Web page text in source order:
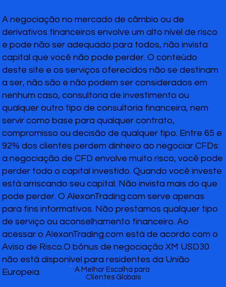
A negociação no mercado de câmbio ou de
derivativos financeiros envolve um alto nível de risco
e pode não ser adequado para todos, não invista
capital que você não pode perder. O conteúdo
deste site e os serviços oferecidos não se destinam
a ser, não são e não podem ser considerados em
nenhum caso, consultoria de investimento ou
qualquer outro tipo de consultoria financeira, nem
servir como base para qualquer contrato,
compromisso ou decisão de qualquer tipo. Entre 65 e
92% dos clientes perdem dinheiro ao negociar CFDs:
a negociação de CFD envolve muito risco, você pode
perder todo o capital investido. Quando você investe
está arriscando seu capital. Não invista mais do que
pode perder. O AlexonTrading.com serve apenas
para fins informativos. Não prestamos qualquer tipo
de serviço ou aconselhamento financeiro. Ao
acessar o AlexonTrading.com está de acordo com o
Aviso de Risco.O bônus de negociação XM USD30
não está disponível para residentes da União
Europeia.
A Melhor Escolha para
Clientes Globais